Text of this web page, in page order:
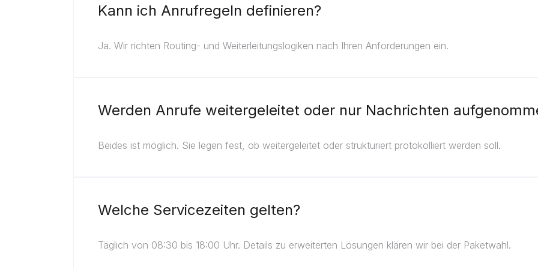
Kann ich Anrufregeln definieren?
Ja. Wir richten Routing- und Weiterleitungslogiken nach Ihren Anforderungen ein.
Werden Anrufe weitergeleitet oder nur Nachrichten
Beides ist möglich. Sie legen fest, ob weitergeleitet oder strukturiert protokolliert werden soll.
Welche Servicezeiten gelten?
Täglich von 08:30 bis 18:00 Uhr. Details zu erweiterten Lösungen klären wir bei der Paketwahl.